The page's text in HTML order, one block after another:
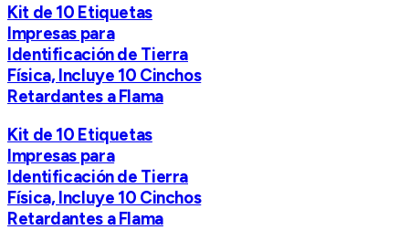
Kit de 10 Etiquetas
Impresas para
Identificación de Tierra
Física, Incluye 10 Cinchos
Retardantes a Flama
Kit de 10 Etiquetas
Impresas para
Identificación de Tierra
Física, Incluye 10 Cinchos
Retardantes a Flama